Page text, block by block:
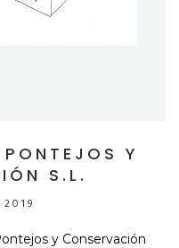
Y
S.L.
y Conservación